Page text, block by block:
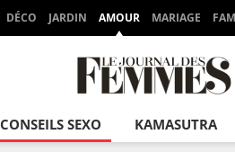
DÉCO JARDIN AMOUR MARIAGE
CONSEILS SEXO KAMASUTRA